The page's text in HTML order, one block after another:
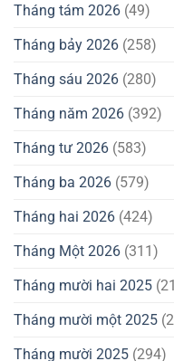
Tháng tám 2026 (49)
Tháng bảy 2026 (258)
Tháng sáu 2026 (280)
Tháng năm 2026 (392)
Tháng tư 2026 (583)
Tháng ba 2026 (579)
Tháng hai 2026 (424)
Tháng Một 2026 (311)
Tháng mười hai 2025
Tháng mười một 2025
Tháng mười 2025 (294)